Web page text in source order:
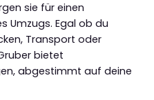
sie für einen
Umzugs. Egal ob du
Transport oder
bietet
abgestimmt auf deine